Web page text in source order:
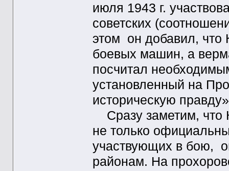
июля 1943 г.
советских
этом он добавил, что
боевых машин, а
посчитал
установленный на
историческую
Сразу заметим, что
не только
участвующих в бою,
районам. На